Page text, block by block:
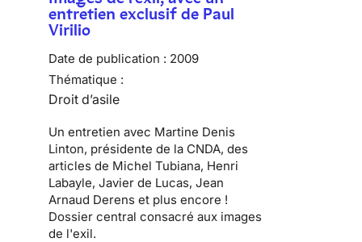
entretien exclusif de Paul
Virilio
Date de publication : 2009
Thématique :
Droit d’asile
Un entretien avec Martine Denis
Linton, présidente de la CNDA, des
articles de Michel Tubiana, Henri
Labayle, Javier de Lucas, Jean
Arnaud Derens et plus encore !
Dossier central consacré aux images
de l'exil.